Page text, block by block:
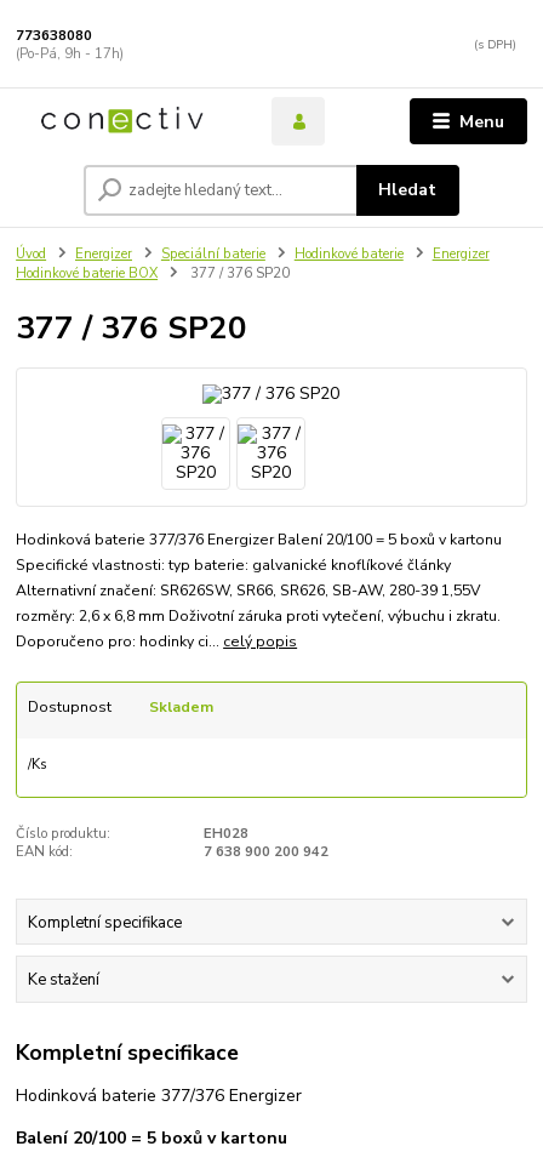
Menu
Hledat
773638080
(Po-Pá, 9h - 17h)
Úvod Energizer Speciální baterie Hodinkové baterie
Energizer
Hodinkové baterie BOX
377 / 376 SP20
377 / 376 SP20
Hodinková baterie 377/376 Energizer Balení 20/100 = 5 boxů v kartonu
Specifické vlastnosti: typ baterie: galvanické knoflíkové články
Alternativní značení: SR626SW, SR66, SR626, SB-AW, 280-39 1,55V
rozměry: 2,6 x 6,8 mm Doživotní záruka proti vytečení, výbuchu i zkratu.
Doporučeno pro: hodinky ci... celý popis
Dostupnost Skladem
/Ks
Číslo produktu:
EH028
EAN kód:
7 638 900 200 942
Kompletní specifikace
Ke stažení
Kompletní specifikace
Hodinková baterie 377/376 Energizer
Balení 20/100 = 5 boxů v kartonu